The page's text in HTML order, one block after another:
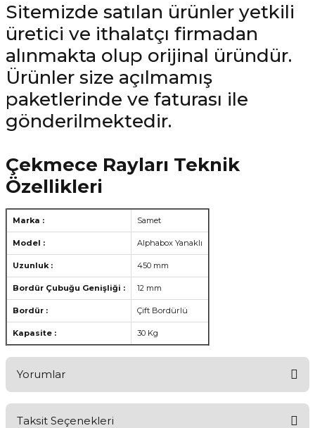
Sitemizde satılan ürünler yetkili
üretici ve ithalatçı firmadan
alınmakta olup orijinal üründür.
Ürünler size açılmamış
paketlerinde ve faturası ile
gönderilmektedir.
Çekmece Rayları Teknik
Özellikleri
Marka : Samet
Model : Alphabox Yanaklı
Uzunluk : 450 mm
Bordür Çubuğu Genişliği : 12 mm
Bordür : Çift Bordürlü
Kapasite : 30 Kg
Yorumlar
Taksit Seçenekleri